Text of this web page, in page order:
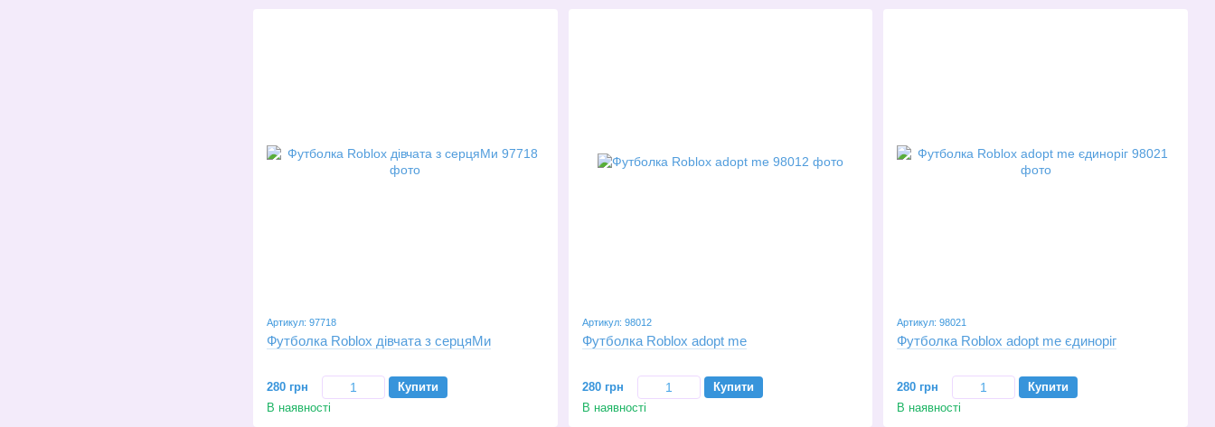
Артикул: 97718
Футболка Roblox дівчата з серцяМи
280 грн
Купити
В наявності
Артикул: 98012
Футболка Roblox adopt me
280 грн
Купити
В наявності
Артикул: 98021
Футболка Roblox adopt me єдиноріг
280 грн
Купити
В наявності